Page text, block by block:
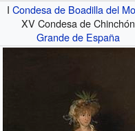
ICondesa de Boadilla del
XV Condesa de Chinchón
Grande de España